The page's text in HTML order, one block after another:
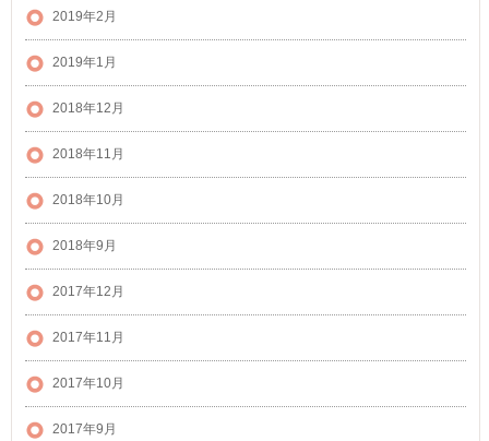
2019年2月
2019年1月
2018年12月
2018年11月
2018年10月
2018年9月
2017年12月
2017年11月
2017年10月
2017年9月